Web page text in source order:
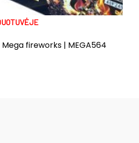
Mega fireworks | MEGA564